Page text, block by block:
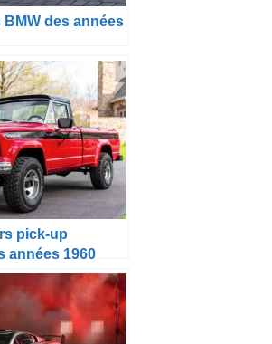
des années
pick-up
années 1960